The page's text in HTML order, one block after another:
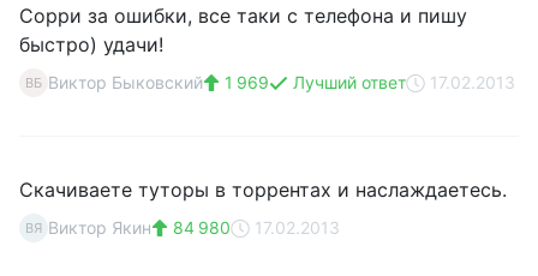
Сорри за ошибки, все таки с телефона и пишу
быстро) удачи!
ВБ Виктор Быковский 1 969 Лучший ответ 17.02.2013
Скачиваете туторы в торрентах и наслаждаетесь.
ВЯ Виктор Якин 84 980 17.02.2013